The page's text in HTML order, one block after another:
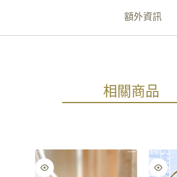
額外資訊
相關商品